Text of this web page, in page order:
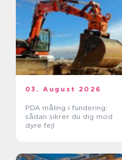
03. August 2026
PDA måling i fundering:
sådan sikrer du dig mod
dyre fejl